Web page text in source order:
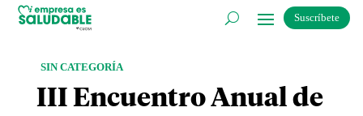
Suscríbete
SIN CATEGORÍA
III Encuentro Anual de